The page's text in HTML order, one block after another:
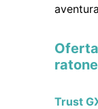
aventura
Trust